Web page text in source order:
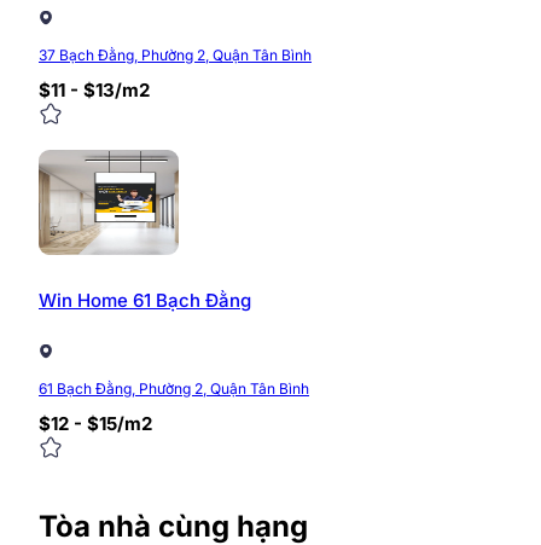
Liên hệ với Sunoffice ngay để biết thêm thông tin chi
Hotline: 0968.382.682
Website:
Địa chỉ: Tầng 6, tòa nhà CIC Tower, ngõ 219
0/5(0 Reviews)
37 Bạch Đằng, Phường 2, Quận Tân Bình
$11 - $13/m2
Win Home 61 Bạch Đằng
61 Bạch Đằng, Phường 2, Quận Tân Bình
$12 - $15/m2
Tòa nhà cùng hạng